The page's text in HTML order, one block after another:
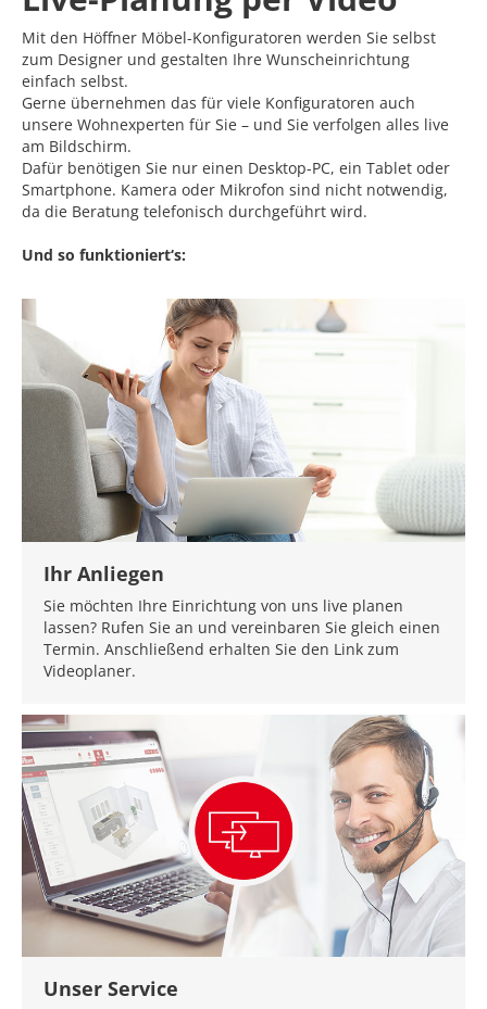
Mit den Höffner Möbel-Konfiguratoren werden Sie selbst
zum Designer und gestalten Ihre Wunscheinrichtung
einfach selbst.
Gerne übernehmen das für viele Konfiguratoren auch
unsere Wohnexperten für Sie – und Sie verfolgen alles live
am Bildschirm.
Dafür benötigen Sie nur einen Desktop-PC, ein Tablet oder
Smartphone. Kamera oder Mikrofon sind nicht notwendig,
da die Beratung telefonisch durchgeführt wird.
Und so funktioniert‘s:
Ihr Anliegen
Sie möchten Ihre Einrichtung von uns live planen
lassen? Rufen Sie an und vereinbaren Sie gleich einen
Termin. Anschließend erhalten Sie den Link zum
Videoplaner.
Unser Service